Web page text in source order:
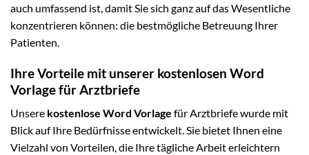
auch umfassend ist, damit Sie sich ganz auf das Wesentliche
konzentrieren können: die bestmögliche Betreuung Ihrer
Patienten.
Ihre Vorteile mit unserer kostenlosen Word
Vorlage für Arztbriefe
Unsere kostenlose Word Vorlage für Arztbriefe wurde mit
Blick auf Ihre Bedürfnisse entwickelt. Sie bietet Ihnen eine
Vielzahl von Vorteilen, die Ihre tägliche Arbeit erleichtern